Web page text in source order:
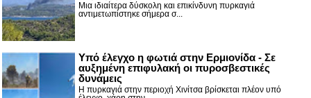
Μια ιδιαίτερα δύσκολη και επικίνδυνη πυρκαγιά
αντιμετωπίστηκε σήμερα σ...
Υπό έλεγχο η φωτιά στην Ερμιονίδα - Σε
αυξημένη επιφυλακή οι πυροσβεστικές
δυνάμεις
Η πυρκαγιά στην περιοχή Χινίτσα βρίσκεται πλέον υπό